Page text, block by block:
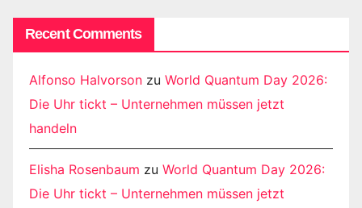
Recent Comments
Alfonso Halvorson zu World Quantum Day 2026:
Die Uhr tickt – Unternehmen müssen jetzt
handeln
Elisha Rosenbaum zu World Quantum Day 2026:
Die Uhr tickt – Unternehmen müssen jetzt